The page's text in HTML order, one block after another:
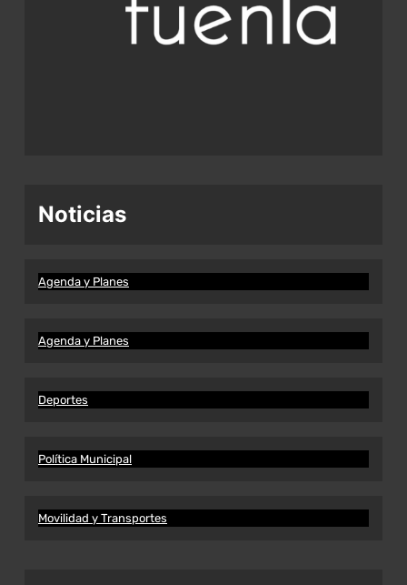
Noticias
Agenda y Planes
Agenda y Planes
Deportes
Política Municipal
Movilidad y Transportes